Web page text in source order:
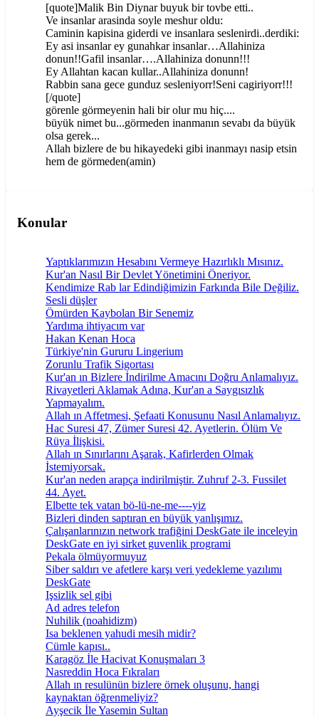
[quote]Malik Bin Diynar buyuk bir tovbe etti..
Ve insanlar arasinda soyle meshur oldu:
Caminin kapisina giderdi ve insanlara seslenirdi..derdiki:
Ey asi insanlar ey gunahkar insanlar…Allahiniza
donun!!Gafil insanlar….Allahiniza donunn!!!
Ey Allahtan kacan kullar..Allahiniza donunn!
Rabbin sana gece gunduz sesleniyorr!Seni cagiriyorr!!!
[/quote]
görenle görmeyenin hali bir olur mu hiç....
büyük nimet bu...görmeden inanmanın sevabı da büyük
olsa gerek...
Allah bizlere de bu hikayedeki gibi inanmayı nasip etsin
hem de görmeden(amin)
Konular
Yaptıklarımızın Hesabını Vermeye Hazırlıklı Mısınız.
Kur'an Nasıl Bir Devlet Yönetimini Öneriyor.
Kendimize Rab lar Edindiğimizin Farkında Bile Değiliz.
Sesli düşler
Ömürden Kaybolan Bir Senemiz
Yardıma ihtiyacım var
Hakan Kenan Hoca
Türkiye'nin Gururu Lingerium
Zorunlu Trafik Sigortası
Kur'an ın Bizlere İndirilme Amacını Doğru Anlamalıyız.
Rivayetleri Aklamak Adına, Kur'an a Saygısızlık
Yapmayalım.
Allah ın Affetmesi, Şefaati Konusunu Nasıl Anlamalıyız.
Hac Suresi 47, Zümer Suresi 42. Ayetlerin. Ölüm Ve
Rüya İlişkisi.
Allah ın Sınırlarını Aşarak, Kafirlerden Olmak
İstemiyorsak.
Kur'an neden arapça indirilmiştir. Zuhruf 2-3. Fussilet
44. Ayet.
Elbette tek vatan bö-lü-ne-me----yiz
Bizleri dinden saptıran en büyük yanlışımız.
Çalışanlarınızın network trafiğini DeskGate ile inceleyin
DeskGate en iyi sirket guvenlik programi
Pekala ölmüyormuyuz
Siber saldırı ve afetlere karşı veri yedekleme yazılımı
DeskGate
Işsizlik sel gibi
Ad adres telefon
Nuhilik (noahidizm)
Isa beklenen yahudi mesih midir?
Cümle kapısı..
Karagöz İle Hacivat Konuşmaları 3
Nasreddin Hoca Fıkraları
Allah ın resulünün bizlere örnek oluşunu, hangi
kaynaktan öğrenmeliyiz?
Ayşecik İle Yasemin Sultan